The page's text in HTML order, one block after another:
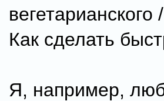
Как сделать
Я, например,